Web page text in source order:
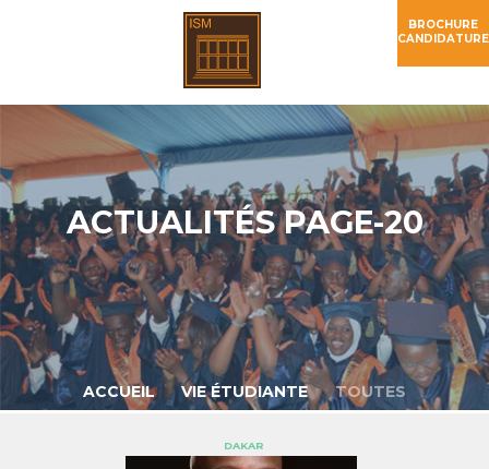
ACTUALITÉS PAGE-20
ACCUEIL VIE ÉTUDIANTE TOUTES
DAKAR
BROCHURE
CANDIDATURE